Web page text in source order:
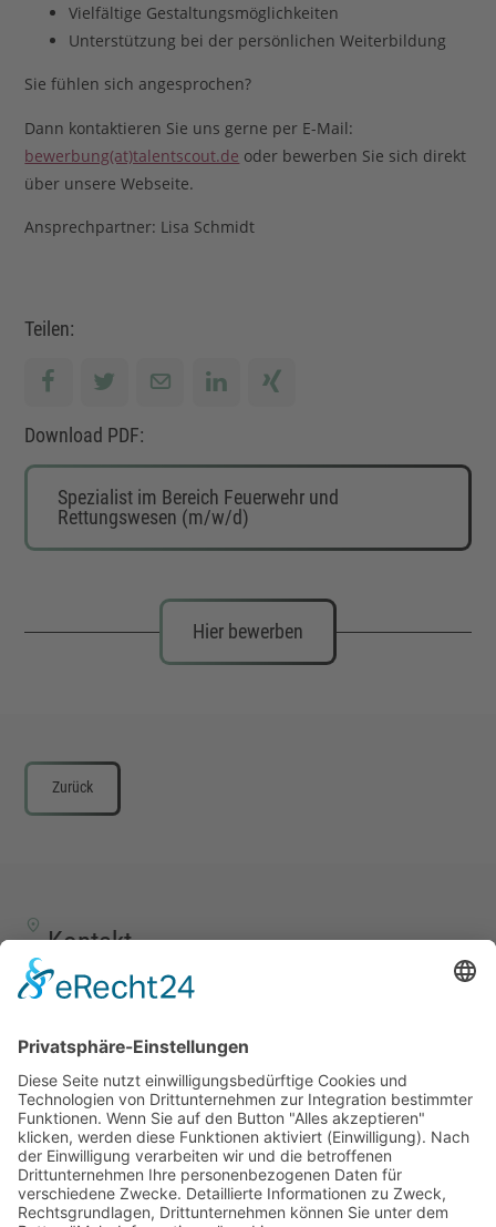
Vielfältige Gestaltungsmöglichkeiten
Unterstützung bei der persönlichen Weiterbildung
Sie fühlen sich angesprochen?
Dann kontaktieren Sie uns gerne per E-Mail:
bewerbung(at)talentscout.de oder bewerben Sie sich direkt
über unsere Webseite.
Ansprechpartner: Lisa Schmidt
Teilen:
Download PDF:
Spezialist im Bereich Feuerwehr und
Rettungswesen (m/w/d)
Hier bewerben
Zurück
Kontakt
TALENTSCOUT CONSULTING GmbH
57258 Freudenberg
+49 (0) 15117609865
office(at)talentscout.de
Social